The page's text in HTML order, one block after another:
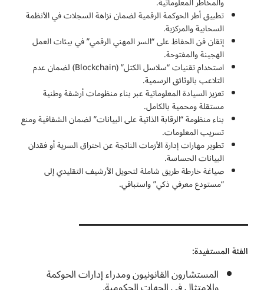
تطبيق أطر الحوكمة الرقمية لضمان نزاهة السجلات في الأنظمة
السحابية والمركزية.
إتقان فن الحفاظ على “السر المهني الرقمي” في بيئات العمل
الهجينة والمفتوحة.
استخدام تقنيات “سلاسل الكتل” (Blockchain) لضمان عدم
التلاعب بالوثائق الرسمية.
تعزيز السيادة المعلوماتية عبر بناء منظومات أرشفة وطنية
مستقلة ومحمية بالكامل.
بناء منظومة “الرقابة الذاتية على البيانات” لضمان الشفافية ومنع
تسريب المعلومات.
تطوير مهارات إدارة الأزمات الناتجة عن اختراق السرية أو فقدان
البيانات الحساسة.
صياغة خارطة طريق شاملة لتحويل الأرشيف التقليدي إلى
“مستودع معرفي ذكي” واستباقي.
الفئة المستفيدة:
المستشارون القانونيون ومدراء إدارات الحوكمة